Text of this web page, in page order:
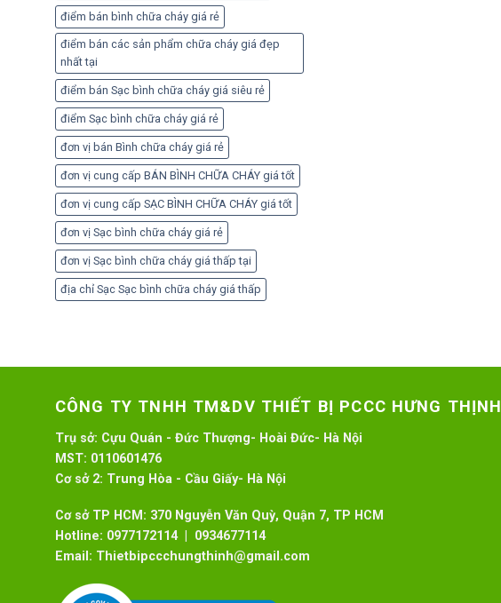
điểm bán bình chữa cháy giá rẻ
điểm bán các sản phẩm chữa cháy giá đẹp
nhất tại
điểm bán Sạc bình chữa cháy giá siêu rẻ
điểm Sạc bình chữa cháy giá rẻ
đơn vị bán Bình chữa cháy giá rẻ
đơn vị cung cấp BÁN BÌNH CHỮA CHÁY giá tốt
đơn vị cung cấp SẠC BÌNH CHỮA CHÁY giá tốt
đơn vị Sạc bình chữa cháy giá rẻ
đơn vị Sạc bình chữa cháy giá thấp tại
địa chỉ Sạc Sạc bình chữa cháy giá thấp
CÔNG TY TNHH TM&DV THIẾT BỊ PCCC HƯNG THỊNH
Trụ sở: Cựu Quán - Đức Thượng- Hoài Đức- Hà Nội
MST: 0110601476
Cơ sở 2: Trung Hòa - Cầu Giấy- Hà Nội
Cơ sở TP HCM: 370 Nguyễn Văn Quỳ, Quận 7, TP HCM
Hotline: 0977172114 | 0934677114
Email: Thietbipccchungthinh@gmail.com